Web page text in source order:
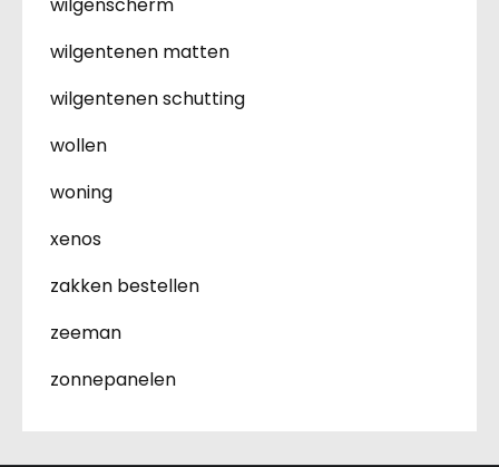
wilgentenen matten
wilgentenen schutting
wollen
woning
xenos
zakken bestellen
zeeman
zonnepanelen